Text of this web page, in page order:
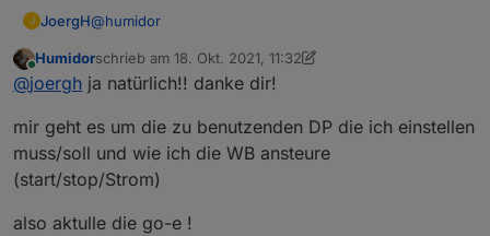
J JoergH@humidor
Achso...ja, die Datenpunkte sind eigentlich
selbsterklärend. Wenn Du fragen hast, dann schreib
Ich bilde mir ein schon einige Antworten bisher
geliefert zu haben oder zähle ich nicht mit....?
Online
Humidorschrieb am 18. Okt. 2021, 11:32
zuletzt editiert von Humidor
@joergh ja natürlich!! danke dir!
mir geht es um die zu benutzenden DP die ich einstellen
muss/soll und wie ich die WB ansteure
(start/stop/Strom)
also aktulle die go-e !